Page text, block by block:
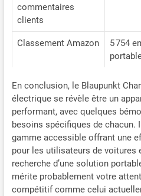
commentaires
clients
Classement Amazon
5 754
En conclusion, le Blaupunkt
électrique se révèle être un
performant, avec quelques
besoins spécifiques de chacun.
gamme accessible offrant une
pour les utilisateurs de voitures
recherche d’une solution
mérite probablement votre
compétitif comme celui